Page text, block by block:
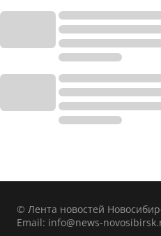
© Лента новостей
Email: info@news-